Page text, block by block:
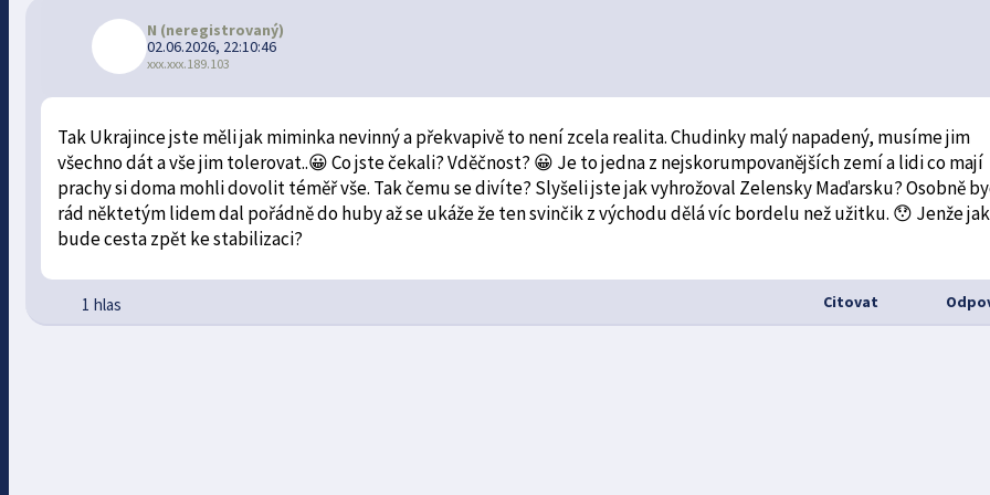
N (neregistrovaný)
02.06.2026, 22:10:46
xxx.xxx.189.103
Tak Ukrajince jste měli jak miminka nevinný a překvapivě to není zcela realita. Chudinky malý napadený, musíme jim
všechno dát a vše jim tolerovat..😀 Co jste čekali? Vděčnost? 😀 Je to jedna z nejskorumpovanějších zemí a lidi co mají
prachy si doma mohli dovolit téměř vše. Tak čemu se divíte? Slyšeli jste jak vyhrožoval Zelensky Maďarsku? Osobně
rád něktetým lidem dal pořádně do huby až se ukáže že ten svinčik z východu dělá víc bordelu než užitku. 😯 Jenže
bude cesta zpět ke stabilizaci?
1 hlas Citovat